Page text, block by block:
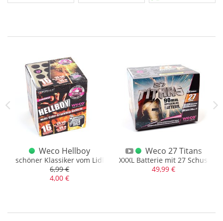
Weco Hellboy
schöner Klassiker vom Lidl
6,99 €
4,00 €
Weco 27 Titans
XXXL Batterie mit 27 Schuss
49,99 €